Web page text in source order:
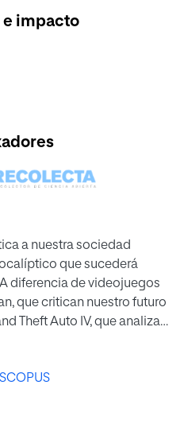
e impacto
a nuestra sociedad
que sucederá
Theft Auto IV, que analiza
el videojuego de Naughty
un mañana en el que
Ellie, una niña nacida tras